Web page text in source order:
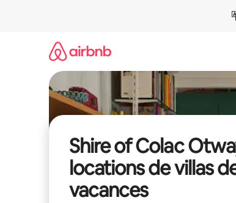
Shire of Colac
locations de villas
vacances